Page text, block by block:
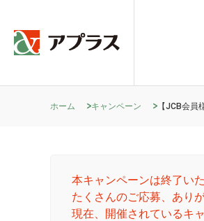
ホーム キャンペーン 【JCB会
本キャンペーンは終了い
たくさんのご応募、あり
現在、開催されているキ